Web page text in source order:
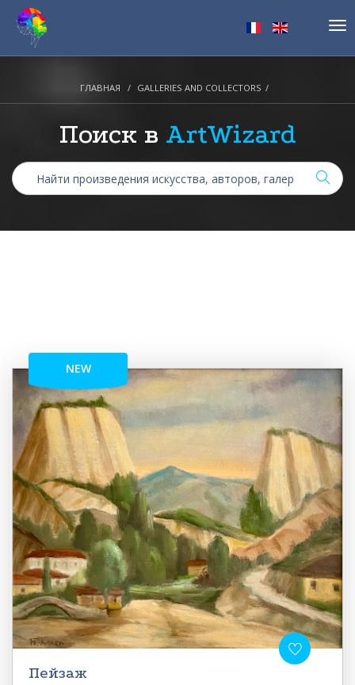
ГЛАВНАЯ GALLERIES AND COLLECTORS
Поиск в ArtWizard
NEW
Пейзаж